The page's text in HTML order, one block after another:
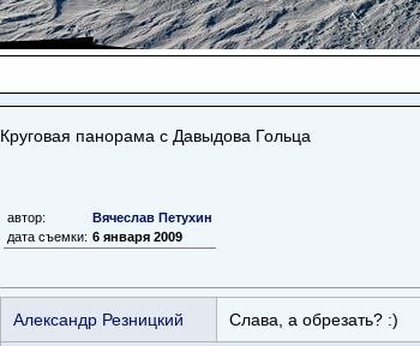
Круговая панорама с Давыдова Гольца
автор:
Вячеслав Петухин
дата съемки: 6 января 2009
Александр Резницкий Слава, а обрезать? :)